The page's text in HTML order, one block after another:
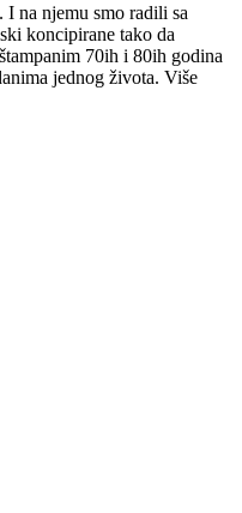
na njemu smo radili sa
koncipirane tako da
70ih i 80ih godina
jednog života. Više